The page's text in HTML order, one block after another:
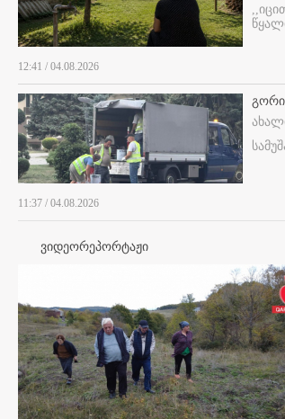
12:41 / 04.08.2026
11:37 / 04.08.2026
ვიდეორეპორტაჟი